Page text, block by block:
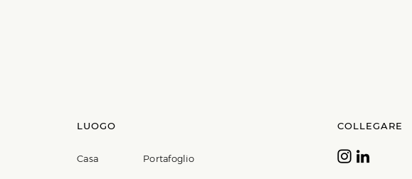
LUOGO
Casa Portafoglio
COLLEGARE